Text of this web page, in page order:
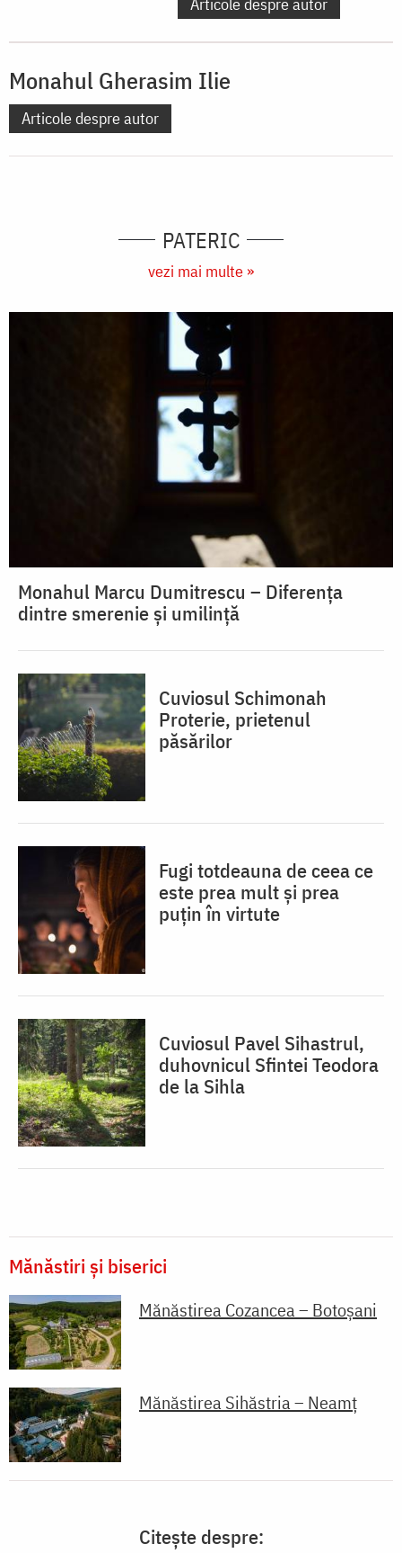
Monahul Gherasim Ilie
Articole despre autor
PATERIC
vezi mai multe »
Monahul Marcu Dumitrescu – Diferența
dintre smerenie și umilință
Cuviosul Schimonah
Proterie, prietenul
păsărilor
Fugi totdeauna de ceea ce
este prea mult și prea
puțin în virtute
Cuviosul Pavel Sihastrul,
duhovnicul Sfintei Teodora
de la Sihla
Mănăstiri și biserici
Mănăstirea Cozancea – Botoșani
Mănăstirea Sihăstria – Neamț
Citește despre: